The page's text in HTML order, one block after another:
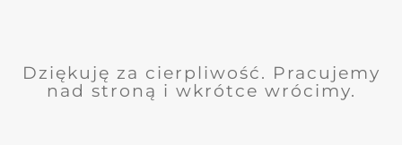
Dziękuję za cierpliwość. Pracujemy
nad stroną i wkrótce wrócimy.